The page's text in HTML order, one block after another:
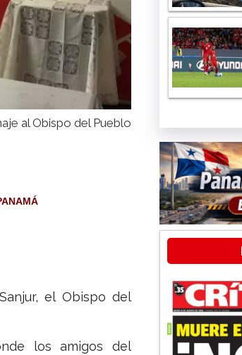
al Obispo del Pueblo
el Obispo del
los amigos del